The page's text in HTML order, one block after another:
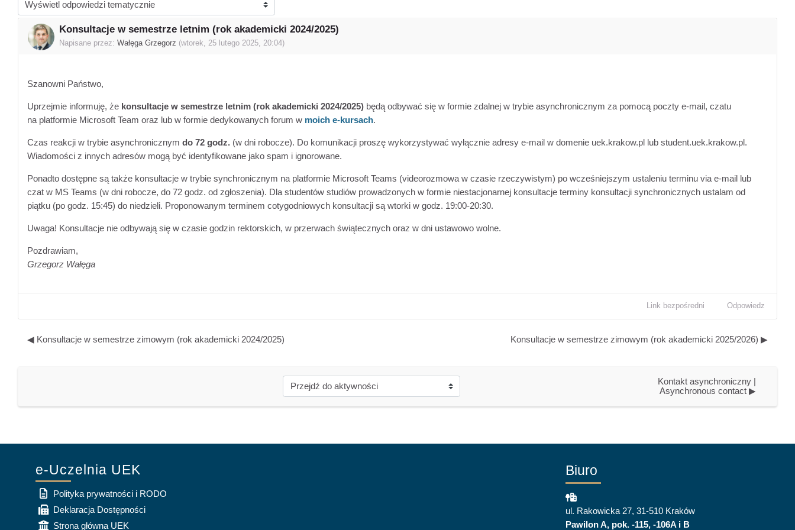
Konsultacje w semestrze letnim (rok akademicki 2024/2025)
Napisane przez: Wałęga Grzegorz (wtorek, 25 lutego 2025, 20:04)
Liczba odpowiedzi: 0
Szanowni Państwo,
Uprzejmie informuję, że konsultacje w semestrze letnim (rok akademicki 2024/2025) będą odbywać się w formie zdalnej w trybie asynchronicznym za pomocą poczty e-mail, czatu
na platformie Microsoft Team oraz lub w formie dedykowanych forum w moich e-kursach.
Czas reakcji w trybie asynchronicznym do 72 godz. (w dni robocze). Do komunikacji proszę wykorzystywać wyłącznie adresy e-mail w domenie uek.krakow.pl lub student.uek.krakow.pl.
Wiadomości z innych adresów mogą być identyfikowane jako spam i ignorowane.
Ponadto dostępne są także konsultacje w trybie synchronicznym na platformie Microsoft Teams (videorozmowa w czasie rzeczywistym) po wcześniejszym ustaleniu terminu via e-mail lub
czat w MS Teams (w dni robocze, do 72 godz. od zgłoszenia). Dla studentów studiów prowadzonych w formie niestacjonarnej konsultacje terminy konsultacji synchronicznych ustalam od
piątku (po godz. 15:45) do niedzieli. Proponowanym terminem cotygodniowych konsultacji są wtorki w godz. 19:00-20:30.
Uwaga! Konsultacje nie odbywają się w czasie godzin rektorskich, w przerwach świątecznych oraz w dni ustawowo wolne.
Pozdrawiam,
Grzegorz Wałęga
Link bezpośredni Odpowiedz
◀︎ Konsultacje w semestrze zimowym (rok akademicki 2024/2025) Konsultacje w semestrze zimowym (rok akademicki 2025/2026) ▶︎
Przejdź do aktywności
Kontakt asynchroniczny |
Asynchronous contact ▶︎
e-Uczelnia UEK
Polityka prywatności i RODO
Deklaracja Dostępności
Strona główna UEK
Biuro
ul. Rakowicka 27, 31-510 Kraków
Pawilon A, pok. -115, -106A i B